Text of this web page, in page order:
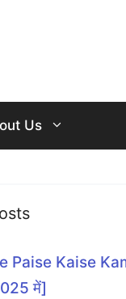
Us
Paise Kaise
में]